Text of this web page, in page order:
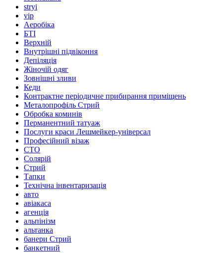
stryi
vip
Аеробіка
БТІ
Верхній
Внутрішні підвіконня
Депіляція
Жіночій одяг
Зовнішні зливи
Кеди
Контрактне періодичне прибирання приміщень
Металопрофіль Стрий
Обробка коминів
Перманентний татуаж
Послуги краси Лешмейкер-універсал
Професійний візаж
СТО
Солярій
Стрий
Тапки
Технічна інвентаризація
авто
авіакаса
агенція
альпінізм
альтанка
банери Стрий
банкетний